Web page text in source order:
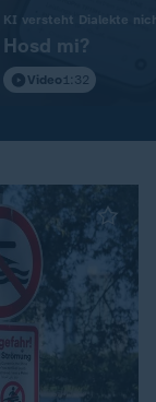
KI versteht Dialekte
Hosd mi?
Video 1:32